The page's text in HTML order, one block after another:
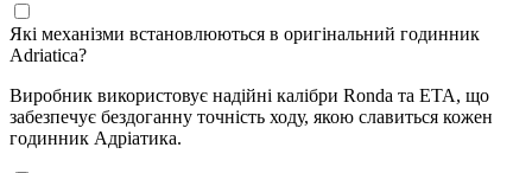
Які механізми встановлюються в оригінальний годинник
Adriatica?
Виробник використовує надійні калібри Ronda та ETA, що
забезпечує бездоганну точність ходу, якою славиться кожен
годинник Адріатика.